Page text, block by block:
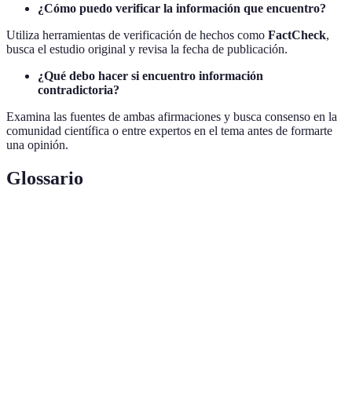
¿Cómo puedo verificar la información que encuentro?
Utiliza herramientas de verificación de hechos como FactCheck,
busca el estudio original y revisa la fecha de publicación.
¿Qué debo hacer si encuentro información
contradictoria?
Examina las fuentes de ambas afirmaciones y busca consenso en la
comunidad científica o entre expertos en el tema antes de formarte
una opinión.
Glossario